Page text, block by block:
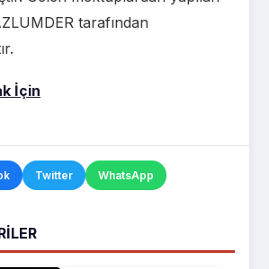
tarafından
İçin
Twitter WhatsApp